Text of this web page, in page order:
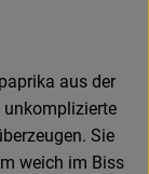
aus der
unkomplizierte
Sie
weich im Biss